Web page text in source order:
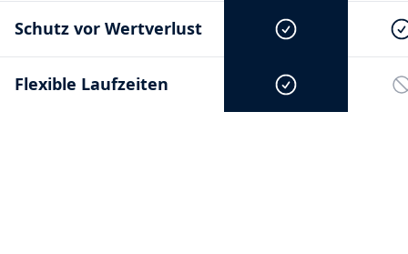
Schutz vor Wertverlust
Flexible Laufzeiten